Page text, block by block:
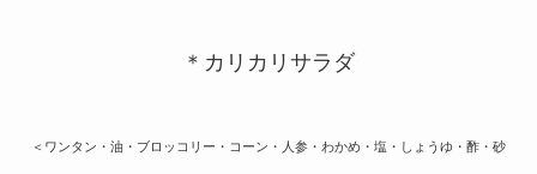
＊カリカリサラダ
＜ワンタン・油・ブロッコリー・コーン・人参・わかめ・塩・しょうゆ・酢・砂